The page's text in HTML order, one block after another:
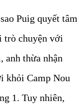
Puig quyết tâm
trò chuyện với
anh thừa nhận
khỏi Camp Nou
1. Tuy nhiên,